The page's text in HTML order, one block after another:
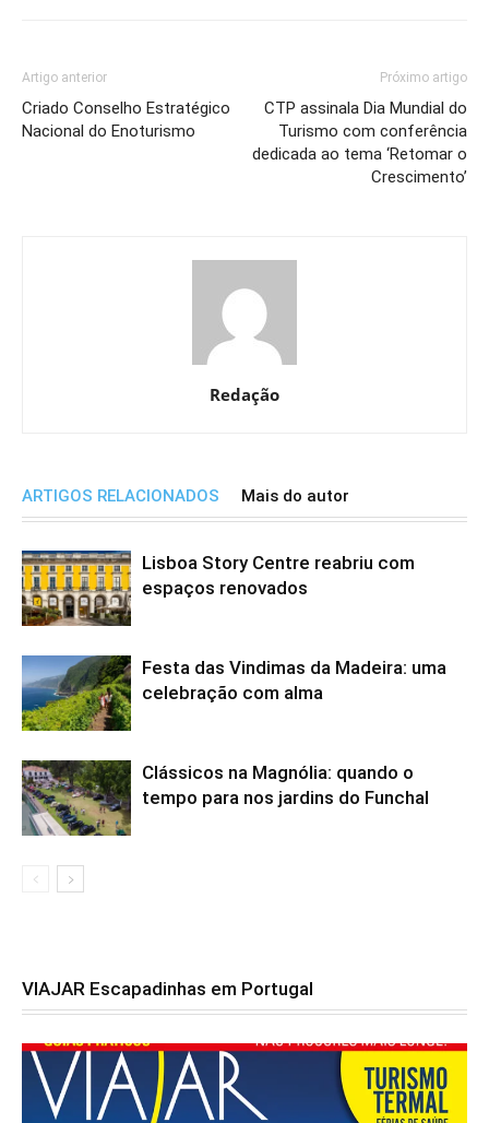
Artigo anterior
Criado Conselho Estratégico
Nacional do Enoturismo
Próximo artigo
CTP assinala Dia Mundial do
Turismo com conferência
dedicada ao tema ‘Retomar o
Crescimento’
Redação
ARTIGOS RELACIONADOS Mais do autor
Lisboa Story Centre reabriu com
espaços renovados
Festa das Vindimas da Madeira: uma
celebração com alma
Clássicos na Magnólia: quando o
tempo para nos jardins do Funchal
VIAJAR Escapadinhas em Portugal